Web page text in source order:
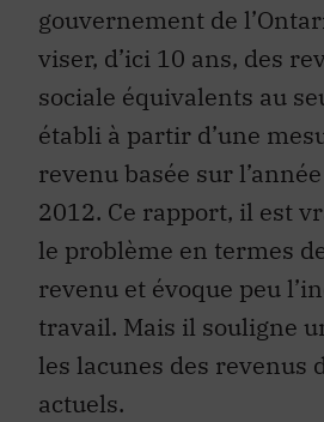
gouvernement de
viser, d’ici 10 ans, des
sociale équivalents au
établi à partir d’une
revenu basée sur
2012. Ce rapport, il est
le problème en termes
revenu et évoque peu
travail. Mais il souligne
les lacunes des revenus
actuels.